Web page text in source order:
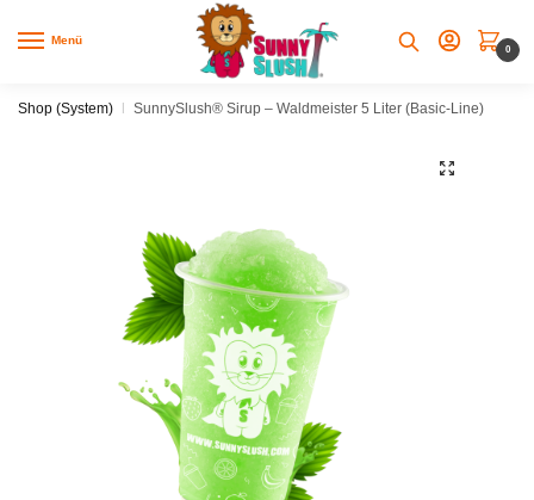
Menü
0
Shop (System) | SunnySlush® Sirup – Waldmeister 5 Liter (Basic-Line)
🔍